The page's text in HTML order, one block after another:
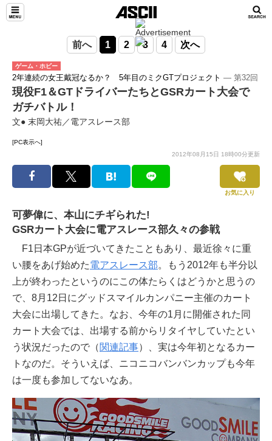
前へ 1 2 3 4 次へ
ゲーム・ホビー
2年連続の女王戴冠なるか？ 5年目のミクGTプロジェクト ― 第32回
現役F1＆GTドライバーたちとGSRカート大会で
ガチバトル！
文● 末岡大祐／電アスレース部
[PC表示へ]
2012年08月15日 18時00分更新
お気に入り
可夢偉に、本山にチギられた!
GSRカート大会に電アスレース部久々の参戦
F1日本GPが近づいてきたこともあり、最近徐々に重
い腰をあげ始めた電アスレース部。もう2012年も半分以
上が終わったというのにこの体たらくはどうかと思うの
で、8月12日にグッドスマイルカンパニー主催のカート
大会に出場してきた。なお、今年の1月に開催された同
カート大会では、出場する前からリタイヤしていたとい
う状況だったので（関連記事）、実は今年初となるカー
トなのだ。そういえば、ニコニコバンバンカップも今年
は一度も参加してないなあ。